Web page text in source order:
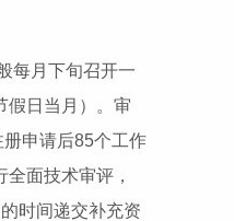
每月下旬召开一
假日当月）。审
申请后85个工作
面技术审评，
时间递交补充资